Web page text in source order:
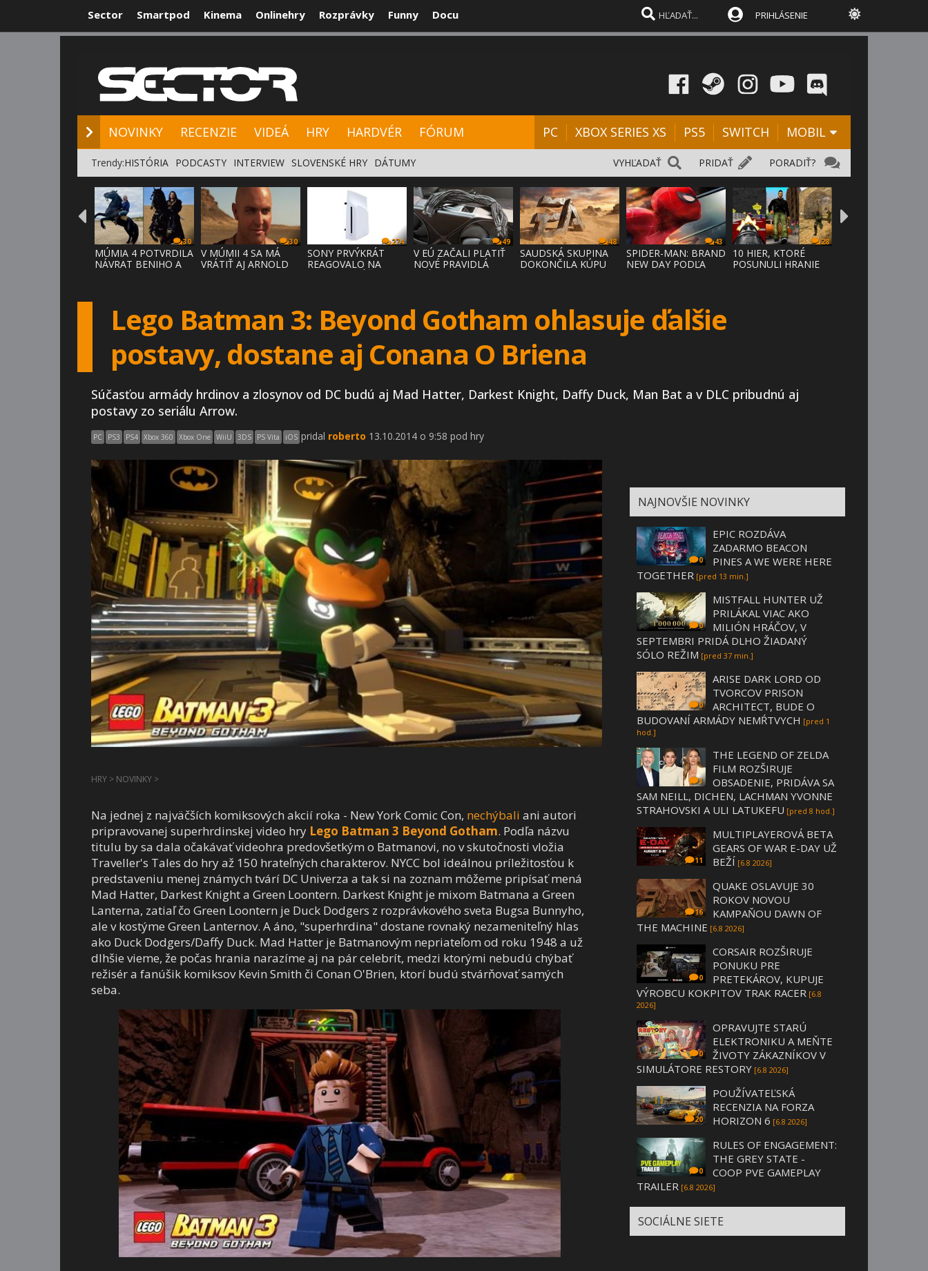
Sector Smartpod Kinema Onlinehry Rozprávky Funny Docu PRIHLÁSENIE
NOVINKY RECENZIE VIDEÁ HRY HARDVÉR FÓRUM PC XBOX SERIES XS PS5 SWITCH MOBIL
PORADIŤ?
PRIDAŤ
VYHĽADAŤ
Trendy:HISTÓRIA PODCASTY INTERVIEW SLOVENSKÉ HRY DÁTUMY
30
MÚMIA 4 POTVRDILA
NÁVRAT BENIHO A
30
V MÚMII 4 SA MÁ
VRÁTIŤ AJ ARNOLD
274
SONY PRVÝKRÁT
REAGOVALO NA
49
V EÚ ZAČALI PLATIŤ
NOVÉ PRAVIDLÁ
48
SAUDSKÁ SKUPINA
DOKONČILA KÚPU
43
SPIDER-MAN: BRAND
NEW DAY PODĽA
28
10 HIER, KTORÉ
POSUNULI HRANIE
Lego Batman 3: Beyond Gotham ohlasuje ďalšie
postavy, dostane aj Conana O Briena
Súčasťou armády hrdinov a zlosynov od DC budú aj Mad Hatter, Darkest Knight, Daffy Duck, Man Bat a v DLC pribudnú aj
postavy zo seriálu Arrow.
PC PS3 PS4 Xbox 360 Xbox One WiiU 3DS PS Vita iOS pridal roberto 13.10.2014 o 9:58 pod hry
HRY > NOVINKY >
Na jednej z najväčších komiksových akcií roka - New York Comic Con, nechýbali ani autori
pripravovanej superhrdinskej video hry Lego Batman 3 Beyond Gotham. Podľa názvu
titulu by sa dala očakávať videohra predovšetkým o Batmanovi, no v skutočnosti vložia
Traveller's Tales do hry až 150 hrateľných charakterov. NYCC bol ideálnou príležitosťou k
predstaveniu menej známych tvárí DC Univerza a tak si na zoznam môžeme pripísať mená
Mad Hatter, Darkest Knight a Green Loontern. Darkest Knight je mixom Batmana a Green
Lanterna, zatiaľ čo Green Loontern je Duck Dodgers z rozprávkového sveta Bugsa Bunnyho,
ale v kostýme Green Lanternov. A áno, "superhrdina" dostane rovnaký nezameniteľný hlas
ako Duck Dodgers/Daffy Duck. Mad Hatter je Batmanovým nepriateľom od roku 1948 a už
dlhšie vieme, že počas hrania narazíme aj na pár celebrít, medzi ktorými nebudú chýbať
režisér a fanúšik komiksov Kevin Smith či Conan O'Brien, ktorí budú stvárňovať samých
seba.
NAJNOVŠIE NOVINKY
0
EPIC ROZDÁVA
ZADARMO BEACON
PINES A WE WERE HERE
TOGETHER [pred 13 min.]
0
MISTFALL HUNTER UŽ
PRILÁKAL VIAC AKO
MILIÓN HRÁČOV, V
SEPTEMBRI PRIDÁ DLHO ŽIADANÝ
SÓLO REŽIM [pred 37 min.]
0
ARISE DARK LORD OD
TVORCOV PRISON
ARCHITECT, BUDE O
BUDOVANÍ ARMÁDY NEMŔTVYCH [pred 1
hod.]
3
THE LEGEND OF ZELDA
FILM ROZŠIRUJE
OBSADENIE, PRIDÁVA SA
SAM NEILL, DICHEN, LACHMAN YVONNE
STRAHOVSKI A ULI LATUKEFU [pred 8 hod.]
11
MULTIPLAYEROVÁ BETA
GEARS OF WAR E-DAY UŽ
BEŽÍ [6.8 2026]
16
QUAKE OSLAVUJE 30
ROKOV NOVOU
KAMPAŇOU DAWN OF
THE MACHINE [6.8 2026]
0
CORSAIR ROZŠIRUJE
PONUKU PRE
PRETEKÁROV, KUPUJE
VÝROBCU KOKPITOV TRAK RACER [6.8
2026]
0
OPRAVUJTE STARÚ
ELEKTRONIKU A MEŇTE
ŽIVOTY ZÁKAZNÍKOV V
SIMULÁTORE RESTORY [6.8 2026]
20
POUŽÍVATEĽSKÁ
RECENZIA NA FORZA
HORIZON 6 [6.8 2026]
0
RULES OF ENGAGEMENT:
THE GREY STATE -
COOP PVE GAMEPLAY
TRAILER [6.8 2026]
SOCIÁLNE SIETE